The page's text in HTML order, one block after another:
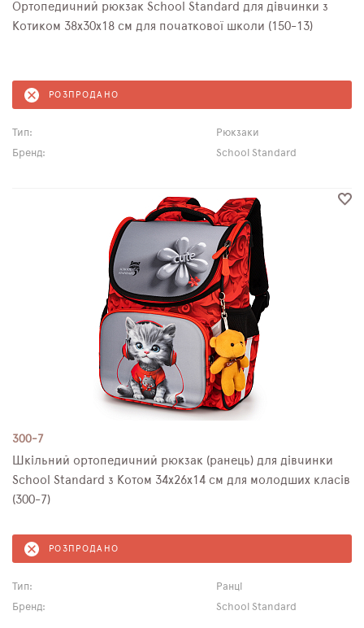
Ортопедичний рюкзак School Standard для дівчинки з
Котиком 38х30х18 см для початкової школи (150-13)
РОЗПРОДАНО
Тип:
Рюкзаки
Бренд:
School Standard
300-7
Шкільний ортопедичний рюкзак (ранець) для дівчинки
School Standard з Котом 34х26х14 см для молодших класів
(300-7)
РОЗПРОДАНО
Тип:
Ранці
Бренд:
School Standard